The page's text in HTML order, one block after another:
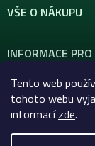
Tento web
tohoto webu
informacízde.
VŠE O NÁKUPU
INFORMACE
KONTAKT